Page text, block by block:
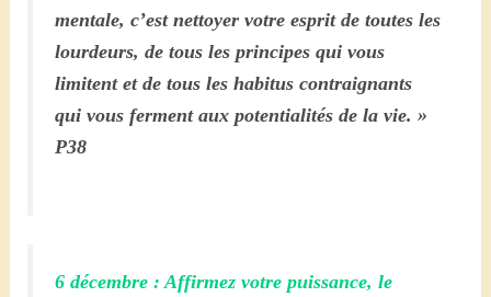
mentale, c’est nettoyer votre esprit de toutes les
lourdeurs, de tous les principes qui vous
limitent et de tous les habitus contraignants
qui vous ferment aux potentialités de la vie. »
P38
6 décembre : Affirmez votre puissance, le